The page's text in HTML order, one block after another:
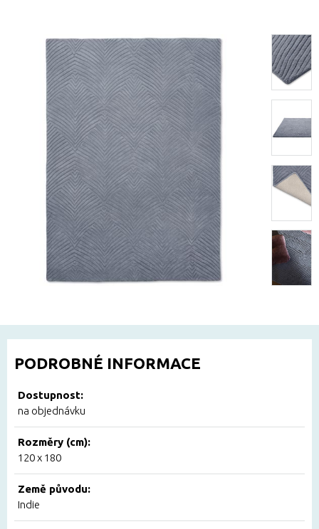
PODROBNÉ INFORMACE
Dostupnost:
na objednávku
Rozměry (cm):
120 x 180
Země původu:
Indie